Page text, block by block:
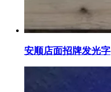
安顺店面招牌发光字